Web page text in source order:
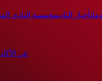
أخبار الناديمؤسسة النادي
عن